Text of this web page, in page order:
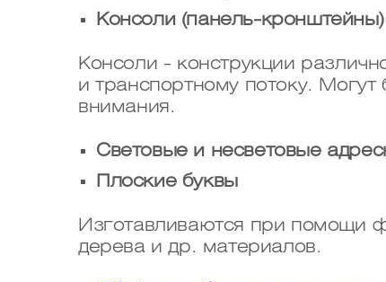
Консоли (панель-кронштейны)
Консоли - конструкции
и транспортному потоку.
внимания.
Световые и несветовые
Плоские буквы
Изготавливаются при помощи
дерева и др. материалов.